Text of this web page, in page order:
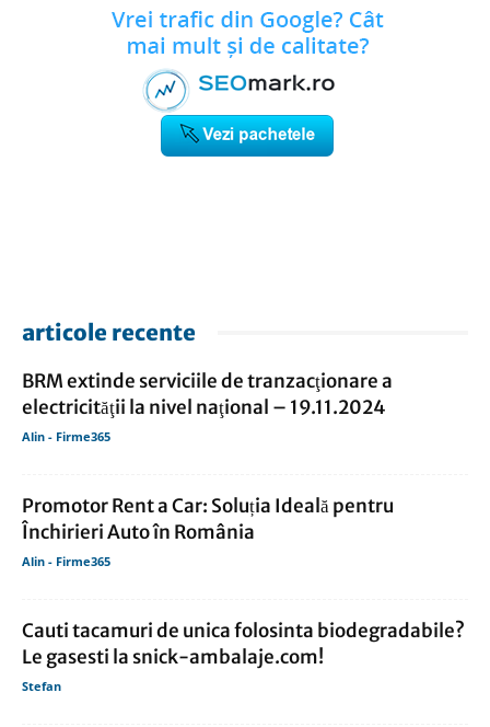
articole recente
BRM extinde serviciile de tranzacţionare a
electricităţii la nivel naţional – 19.11.2024
Alin - Firme365
Promotor Rent a Car: Soluția Ideală pentru
Închirieri Auto în România
Alin - Firme365
Cauti tacamuri de unica folosinta biodegradabile?
Le gasesti la snick-ambalaje.com!
Stefan